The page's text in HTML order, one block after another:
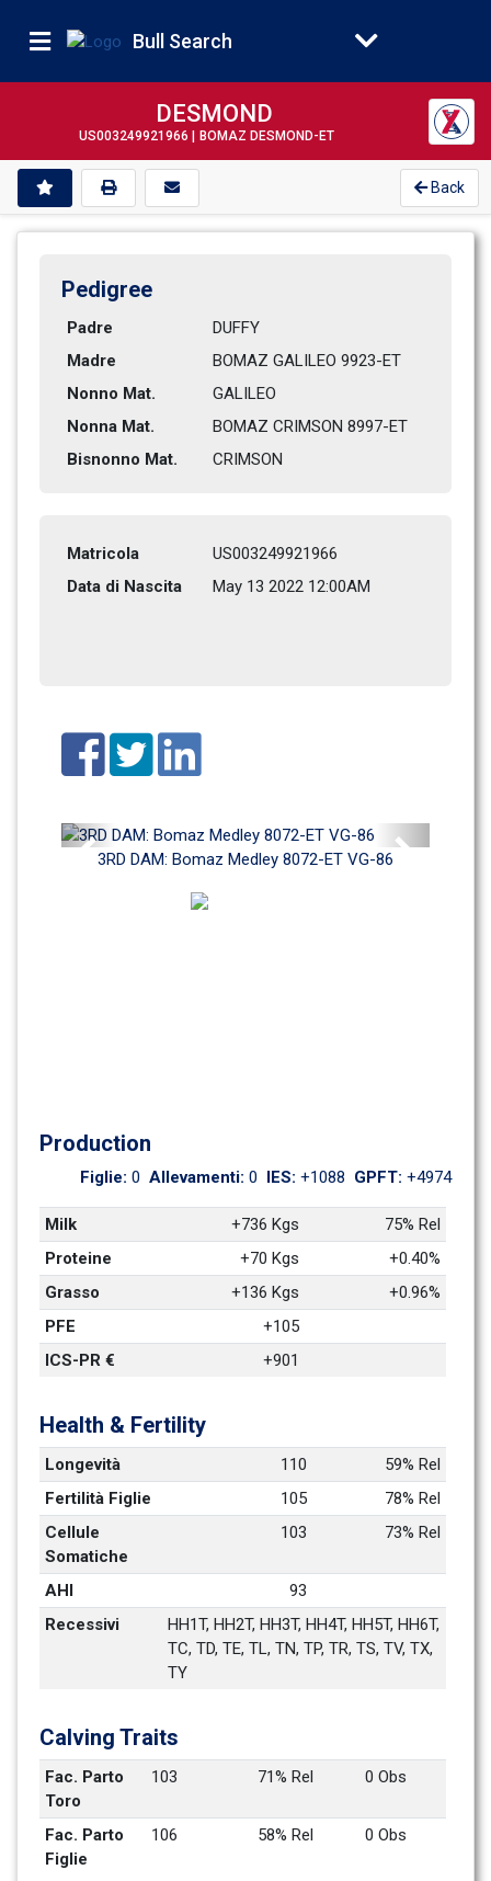
Bull Search
DESMOND
US003249921966 | BOMAZ DESMOND-ET
Back
Pedigree
Padre
DUFFY
Madre
BOMAZ GALILEO 9923-ET
Nonno Mat.
GALILEO
Nonna Mat.
BOMAZ CRIMSON 8997-ET
Bisnonno Mat.
CRIMSON
Matricola
US003249921966
Data di Nascita
May 13 2022 12:00AM
3RD DAM: Bomaz Medley 8072-ET VG-86
Previous
Production
Figlie: 0 Allevamenti: 0 IES: +1088 GPFT: +4974
Milk +736 Kgs
75% Rel
Proteine
+70 Kgs
+0.40%
Grasso
+136 Kgs
+0.96%
PFE
+105
ICS-PR €
+901
Health & Fertility
Longevità 110
59% Rel
Fertilità Figlie
105
78% Rel
Cellule
Somatiche
103 73% Rel
AHI
93
Recessivi
HH1T, HH2T, HH3T, HH4T, HH5T, HH6T,
TC, TD, TE, TL, TN, TP, TR, TS, TV, TX,
TY
Calving Traits
Fac. Parto
Toro
103 71% Rel 0 Obs
Fac. Parto
Figlie
106 58% Rel 0 Obs